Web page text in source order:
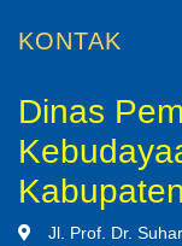
KONTAK
Dinas
Jl. Prof. Dr.